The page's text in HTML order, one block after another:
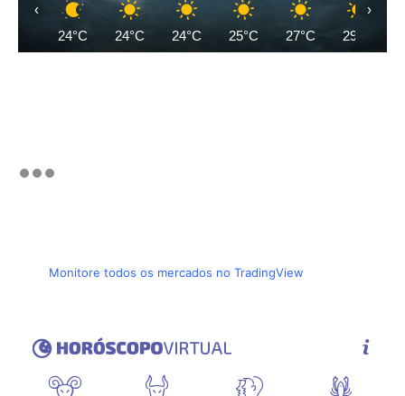
24°C 24°C 24°C 25°C 27°C 29°C
‹ ›
Monitore todos os mercados no TradingView